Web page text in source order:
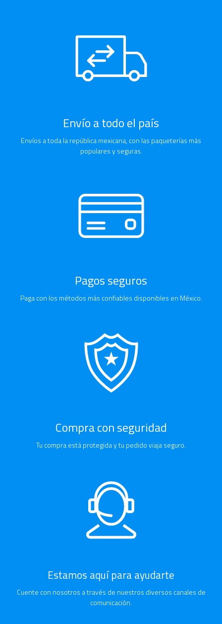
Envío a todo el país
Envíos a toda la república mexicana, con las paqueterías más
populares y seguras.
Pagos seguros
Paga con los métodos más confiables disponibles en México.
Compra con seguridad
Tu compra está protegida y tu pedido viaja seguro.
Estamos aquí para ayudarte
Cuente con nosotros a través de nuestros diversos canales de
comunicación.